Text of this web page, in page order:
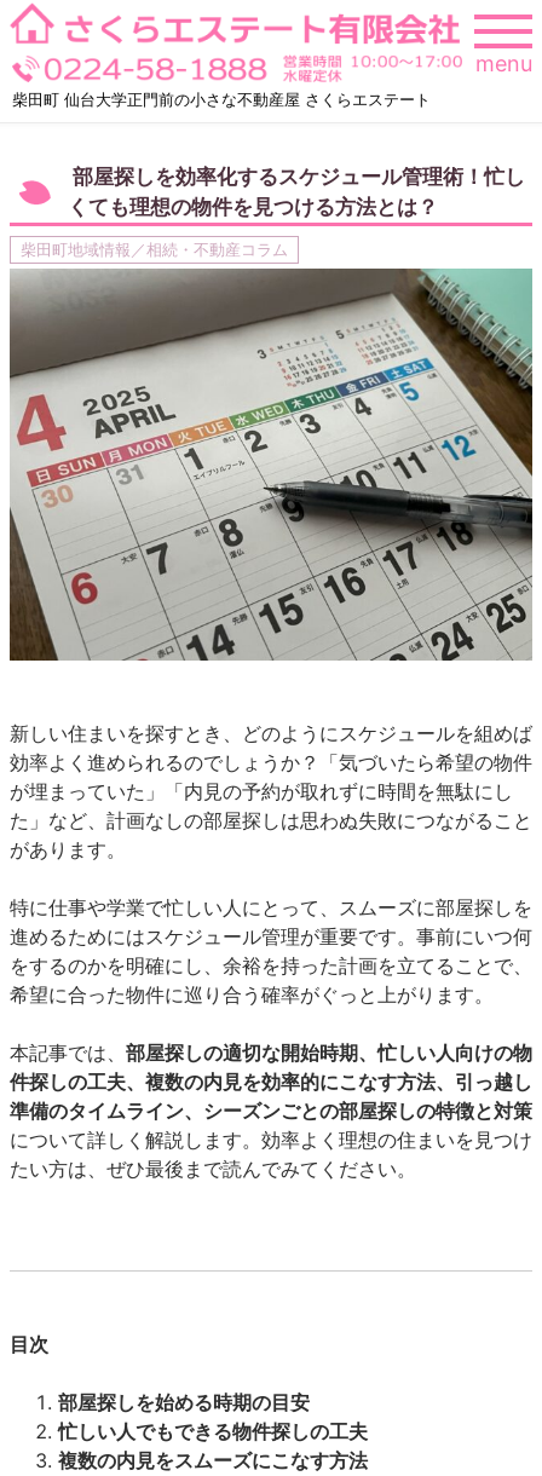
Skip
to
content
柴田町 仙台大学正門前の小さな不動産屋 さくらエステート
menu
部屋探しを効率化するスケジュール管理術！忙し
くても理想の物件を見つける方法とは？
柴田町地域情報／相続・不動産コラム
新しい住まいを探すとき、どのようにスケジュールを組めば
効率よく進められるのでしょうか？「気づいたら希望の物件
が埋まっていた」「内見の予約が取れずに時間を無駄にし
た」など、計画なしの部屋探しは思わぬ失敗につながること
があります。
特に仕事や学業で忙しい人にとって、スムーズに部屋探しを
進めるためにはスケジュール管理が重要です。事前にいつ何
をするのかを明確にし、余裕を持った計画を立てることで、
希望に合った物件に巡り合う確率がぐっと上がります。
本記事では、 部屋探しの適切な開始時期、忙しい人向けの物
件探しの工夫、複数の内見を効率的にこなす方法、引っ越し
準備のタイムライン、シーズンごとの部屋探しの特徴と対策
について詳しく解説します。効率よく理想の住まいを見つけ
たい方は、ぜひ最後まで読んでみてください。
目次
部屋探しを始める時期の目安
忙しい人でもできる物件探しの工夫
複数の内見をスムーズにこなす方法